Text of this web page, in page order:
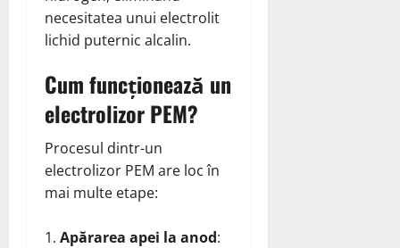
necesitatea unui electrolit
lichid puternic alcalin.
Cum funcționează un
electrolizor PEM?
Procesul dintr-un
electrolizor PEM are loc în
mai multe etape:
Apărarea apei la anod: